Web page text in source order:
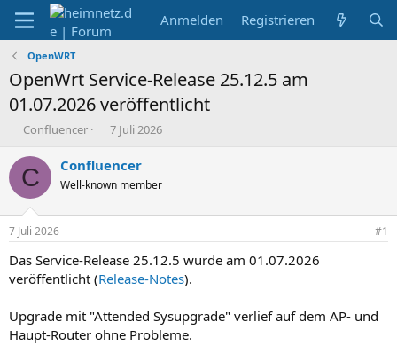
Anmelden Registrieren
OpenWRT
OpenWrt Service-Release 25.12.5 am
01.07.2026 veröffentlicht
E
s
t
e
r
Confluencer
E
s
e
t
a
m
7 Juli 2026
C Confluencer
Well-known member
7 Juli 2026 #1
Das Service-Release 25.12.5 wurde am 01.07.2026
veröffentlicht (Release-Notes).
Upgrade mit "Attended Sysupgrade" verlief auf dem AP- und
Haupt-Router ohne Probleme.